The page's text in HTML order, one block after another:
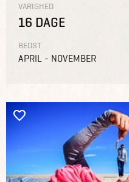
VARIGHED
16 DAGE
BEDST
APRIL - NOVEMBER